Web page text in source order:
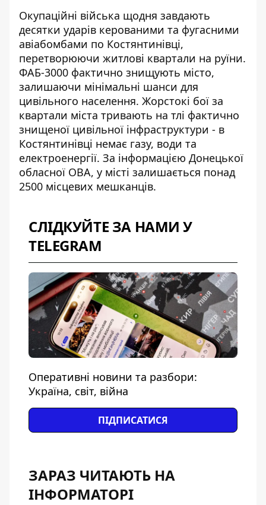
Окупаційні війська щодня завдають
десятки ударів керованими та фугасними
авіабомбами по Костянтинівці,
перетворюючи житлові квартали на руїни.
ФАБ-3000 фактично знищують місто,
залишаючи мінімальні шанси для
цивільного населення. Жорстокі бої за
квартали міста тривають на тлі фактично
знищеної цивільної інфраструктури - в
Костянтинівці немає газу, води та
електроенергії. За інформацією Донецької
обласної ОВА, у місті залишається понад
2500 місцевих мешканців.
СЛІДКУЙТЕ ЗА НАМИ У
TELEGRAM
Оперативні новини та разбори:
Україна, світ, війна
ПІДПИСАТИСЯ
ЗАРАЗ ЧИТАЮТЬ НА
ІНФОРМАТОРІ